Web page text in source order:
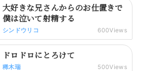
大好きな兄さんからのお仕置きで
僕は泣いて射精する
シンドウリコ 600Views
ドロドロにとろけて
稀木瑞 500Views